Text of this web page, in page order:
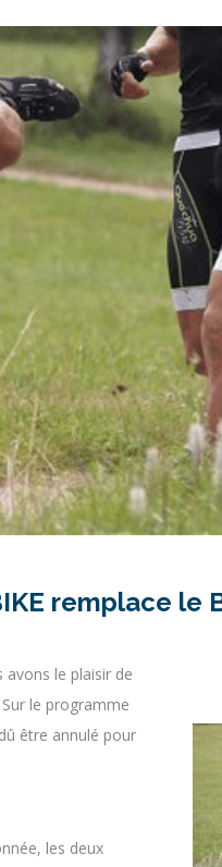
remplace le
avons le plaisir de
le programme
être annulé pour
les deux